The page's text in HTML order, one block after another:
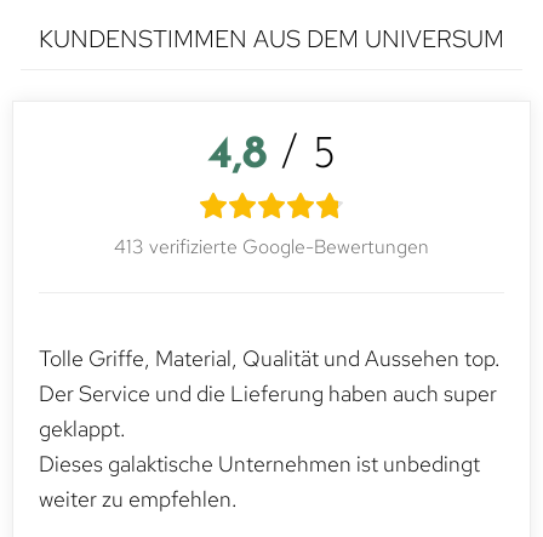
KUNDENSTIMMEN AUS DEM UNIVERSUM
4,8 / 5
413 verifizierte Google-Bewertungen
Tolle Griffe, Material, Qualität und Aussehen top.
Der Service und die Lieferung haben auch super
geklappt.
Dieses galaktische Unternehmen ist unbedingt
weiter zu empfehlen.